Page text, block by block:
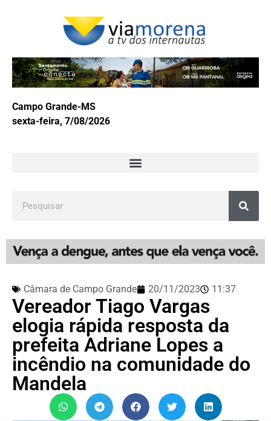
Campo Grande-MS
sexta-feira, 7/08/2026
Câmara de Campo Grande 20/11/2023 11:37
Vereador Tiago Vargas
elogia rápida resposta da
prefeita Adriane Lopes a
incêndio na comunidade do
Mandela